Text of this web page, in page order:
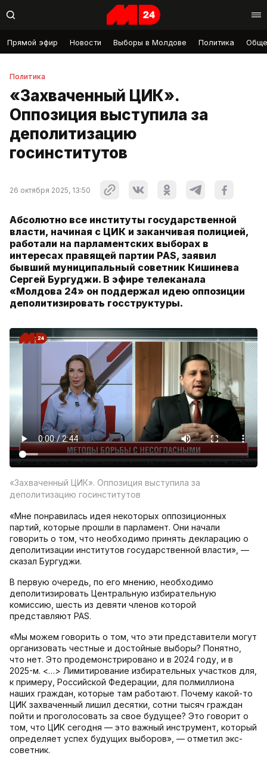
Прямой эфир Новости Выборы в Молдове Политика
Политика
«Захваченный ЦИК».
Оппозиция выступила за
деполитизацию
госинститутов
26 октября 2025, 13:50
Абсолютно все институты государственной
власти, начиная с ЦИК и заканчивая полицией,
работали на парламентских выборах в
интересах правящей партии PAS, заявил
бывший муниципальный советник Кишинева
Сергей Бургуджи. В эфире телеканала
«Молдова 24» он поддержал идею оппозиции
деполитизировать госструктуры.
«Захваченный ЦИК». Оппозиция выступила за
деполитизацию госинститутов
«Мне понравилась идея некоторых оппозиционных
партий, которые прошли в парламент. Они начали
говорить о том, что необходимо принять декларацию о
деполитизации институтов государственной власти», —
сказал Бургуджи.
В первую очередь, по его мнению, необходимо
деполитизировать Центральную избирательную
комиссию, шесть из девяти членов которой
представляют PAS.
«Мы можем говорить о том, что эти представители могут
организовать честные и достойные выборы? Понятно,
что нет. Это продемонстрировано и в 2024 году, и в
2025-м. <…> Лимитирование избирательных участков для,
к примеру, Российской Федерации, для полмиллиона
наших граждан, которые там работают. Почему какой-то
ЦИК захваченный лишил десятки, сотни тысяч граждан
пойти и проголосовать за свое будущее? Это говорит о
том, что ЦИК сегодня — это важный инструмент, который
определяет успех будущих выборов», — отметил экс-
советник.